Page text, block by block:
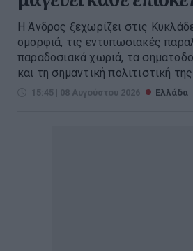
Η Άνδρος ξεχωρίζει στις
ομορφιά, τις εντυπωσιακές
παραδοσιακά χωριά, τα
και τη σημαντική πολιτιστική
15:45 | 08 Αυγούστου 2026 Ελλάδα